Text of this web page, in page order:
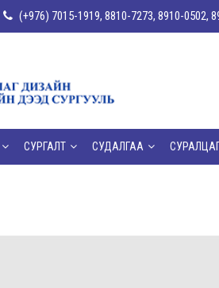
(+976) 7015-1919, 8810-7273, 8910-0502,
СУРГАЛТ СУДАЛГАА